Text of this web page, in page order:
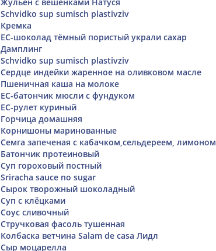
Schvidko sup sumisch plastivziv
Кремка
ЕС-шоколад тёмный пористый украли сахар
Дамплинг
Schvidko sup sumisch plastivziv
Сердце индейки жаренное на оливковом масле
Пшеничная каша на молоке
ЕС-батончик мюсли с фундуком
ЕС-рулет куриный
Горчица домашняя
Корнишоны маринованные
Семга запеченая с кабачком,сельдереем, лимоном
Батончик протеиновый
Суп гороховый постный
Sriracha sauce no sugar
Сырок творожный шоколадный
Суп с клёцками
Соус сливочный
Стручковая фасоль тушенная
Колбаска ветчина Salam de casа Лидл
Сыр моцарелла